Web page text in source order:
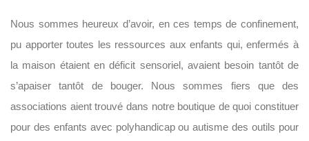
Nous sommes heureux d’avoir, en ces temps de confinement,
pu apporter toutes les ressources aux enfants qui, enfermés à
la maison étaient en déficit sensoriel, avaient besoin tantôt de
s’apaiser tantôt de bouger. Nous sommes fiers que des
associations aient trouvé dans notre boutique de quoi constituer
pour des enfants avec polyhandicap ou autisme des outils pour